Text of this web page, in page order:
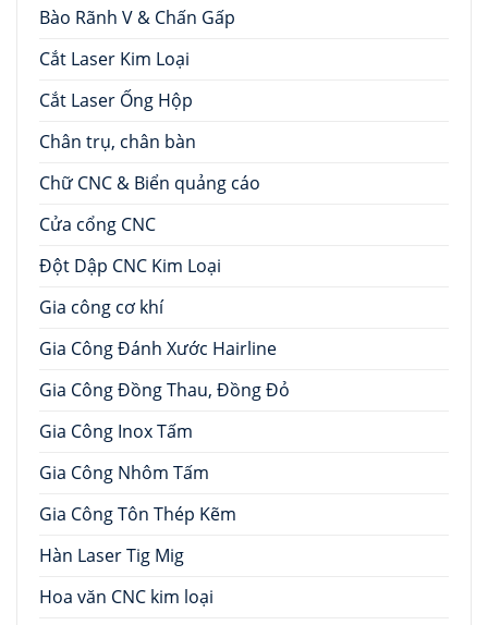
Bào Rãnh V & Chấn Gấp
Cắt Laser Kim Loại
Cắt Laser Ống Hộp
Chân trụ, chân bàn
Chữ CNC & Biển quảng cáo
Cửa cổng CNC
Đột Dập CNC Kim Loại
Gia công cơ khí
Gia Công Đánh Xước Hairline
Gia Công Đồng Thau, Đồng Đỏ
Gia Công Inox Tấm
Gia Công Nhôm Tấm
Gia Công Tôn Thép Kẽm
Hàn Laser Tig Mig
Hoa văn CNC kim loại